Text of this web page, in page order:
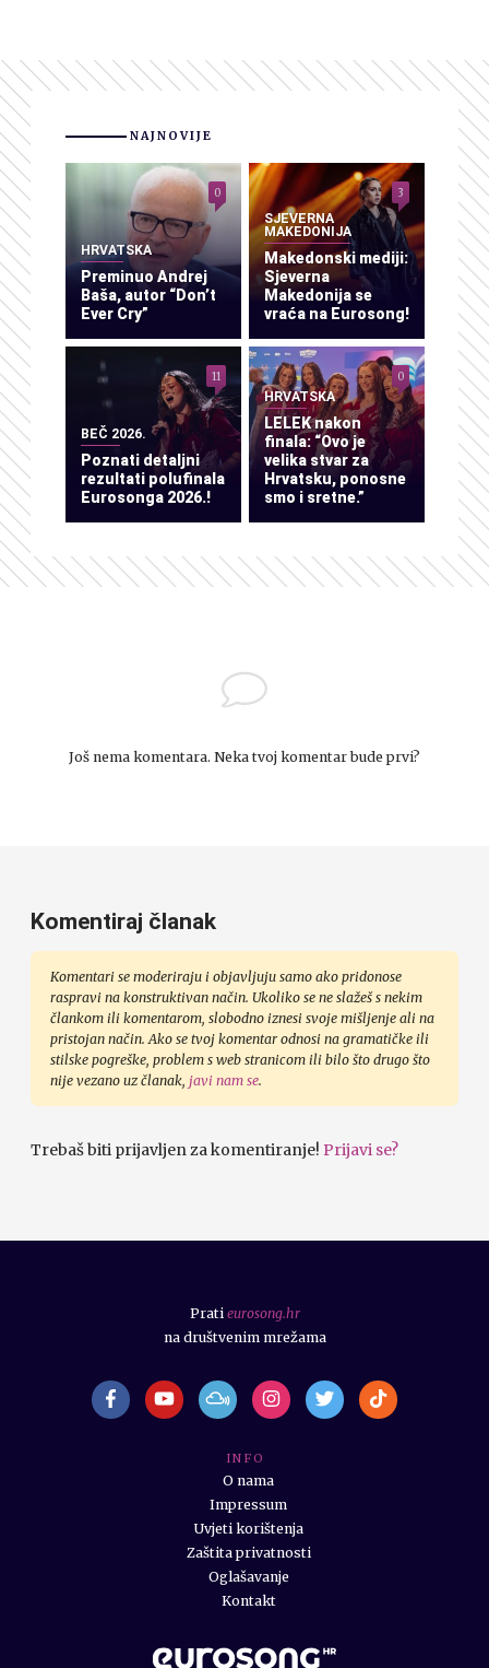
NAJNOVIJE
HRVATSKA
Preminuo Andrej
Baša, autor “Don’t
Ever Cry”
0
SJEVERNA
MAKEDONIJA
Makedonski mediji:
Sjeverna
Makedonija se
vraća na Eurosong!
3
BEČ 2026.
Poznati detaljni
rezultati polufinala
Eurosonga 2026.!
11
HRVATSKA
LELEK nakon
finala: “Ovo je
velika stvar za
Hrvatsku, ponosne
smo i sretne.”
0
Još nema komentara. Neka tvoj komentar bude prvi?
Komentiraj članak
Komentari se moderiraju i objavljuju samo ako pridonose
raspravi na konstruktivan način. Ukoliko se ne slažeš s nekim
člankom ili komentarom, slobodno iznesi svoje mišljenje ali na
pristojan način. Ako se tvoj komentar odnosi na gramatičke ili
stilske pogreške, problem s web stranicom ili bilo što drugo što
nije vezano uz članak, javi nam se.
Trebaš biti prijavljen za komentiranje! Prijavi se?
I N F O
O nama
Impressum
Uvjeti korištenja
Zaštita privatnosti
Oglašavanje
Kontakt
Prati eurosong.hr
na društvenim mrežama